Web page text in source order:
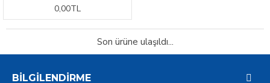
0,00TL
Son ürüne ulaşıldı...
BILGILENDIRME